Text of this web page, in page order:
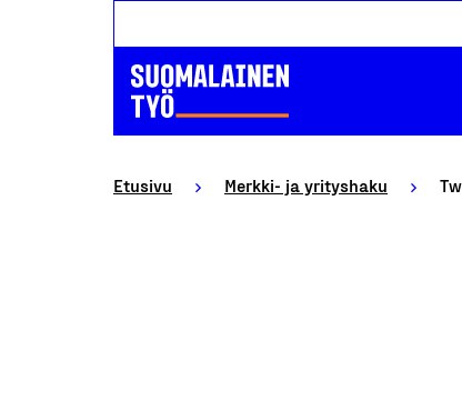
Etusivu Merkki- ja yrityshaku